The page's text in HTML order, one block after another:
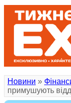
Новини »
примушують